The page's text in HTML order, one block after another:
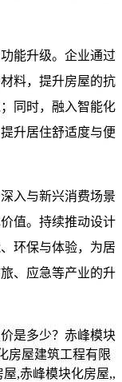
能升级。企业通过
料，提升房屋的抗
同时，融入智能化
升居住舒适度与便
入与新兴消费场景
值。持续推动设计
环保与体验，为居
、应急等产业的升
是多少？赤峰模块
房屋建筑工程有限
,赤峰模块化房屋,,